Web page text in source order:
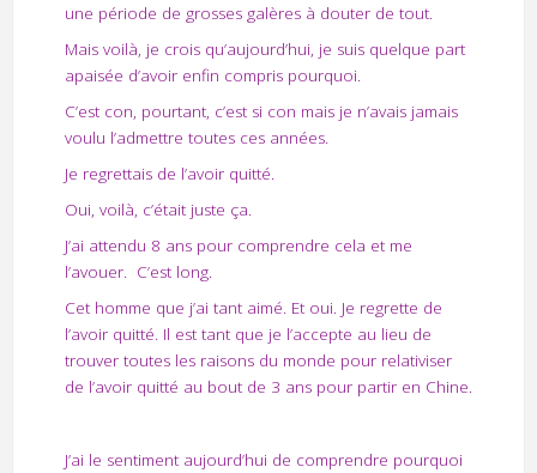
une période de grosses galères à douter de tout.
Mais voilà, je crois qu’aujourd’hui, je suis quelque part
apaisée d’avoir enfin compris pourquoi.
C’est con, pourtant, c’est si con mais je n’avais jamais
voulu l’admettre toutes ces années.
Je regrettais de l’avoir quitté.
Oui, voilà, c’était juste ça.
J’ai attendu 8 ans pour comprendre cela et me
l’avouer. C’est long.
Cet homme que j’ai tant aimé. Et oui. Je regrette de
l’avoir quitté. Il est tant que je l’accepte au lieu de
trouver toutes les raisons du monde pour relativiser
de l’avoir quitté au bout de 3 ans pour partir en Chine.
J’ai le sentiment aujourd’hui de comprendre pourquoi